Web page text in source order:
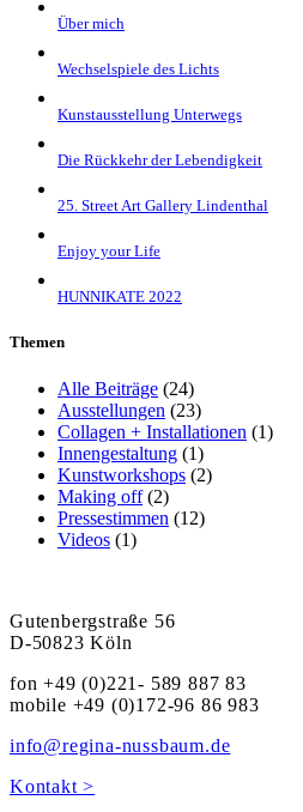
Über mich
Wechselspiele des Lichts
Kunstausstellung Unterwegs
Die Rückkehr der Lebendigkeit
25. Street Art Gallery Lindenthal
Enjoy your Life
HUNNIKATE 2022
Themen
Alle Beiträge (24)
Ausstellungen (23)
Collagen + Installationen (1)
Innengestaltung (1)
Kunstworkshops (2)
Making off(2)
Pressestimmen (12)
Videos (1)
Gutenbergstraße 56
D-50823 Köln
fon +49 (0)221- 589 887 83
mobile +49 (0)172-96 86 983
info@regina-nussbaum.de
Kontakt >